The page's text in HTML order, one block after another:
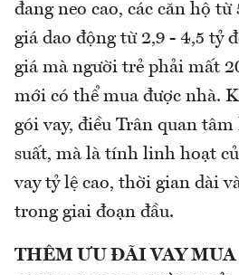
đang neo cao, các căn hộ
giá dao động từ 2,9 - 4,5 tỷ
giá mà người trẻ phải mất
mới có thể mua được nhà.
gói vay, điều Trân quan
suất, mà là tính linh hoạt
vay tỷ lệ cao, thời gian dài
trong giai đoạn đầu.
THÊM ƯU ĐÃI VAY